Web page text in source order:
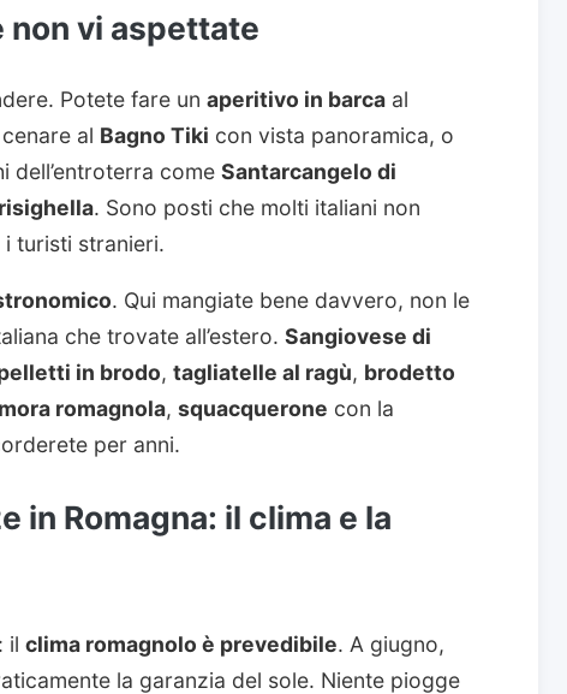
non vi aspettate
Potete fare un aperitivo in barcaal
al Bagno Tiki con vista panoramica, o
dell’entroterra come Santarcangelo di
. Sono posti che molti italiani non
turisti stranieri.
. Qui mangiate bene davvero, non le
che trovate all’estero. Sangiovese di
in brodo, tagliatelle al ragù, brodetto
mora romagnola, squacquerone con la
per anni.
in Romagna: il clima e la
il clima romagnolo è prevedibile. A giugno,
la garanzia del sole. Niente piogge